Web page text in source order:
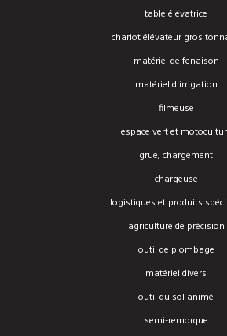
table élévatrice
chariot élévateur gros
matériel de fenaison
matériel d'irrigation
filmeuse
espace vert et
grue, chargement
chargeuse
logistiques et produits
agriculture de précision
outil de plombage
matériel divers
outil du sol animé
semi-remorque